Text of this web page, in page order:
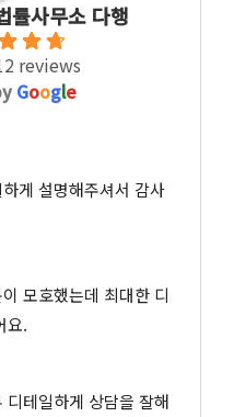
률사무소 다행
reviews
Google
게 설명해주셔서 감사
모호했는데 최대한 디
요.
디테일하게 상담을 잘해